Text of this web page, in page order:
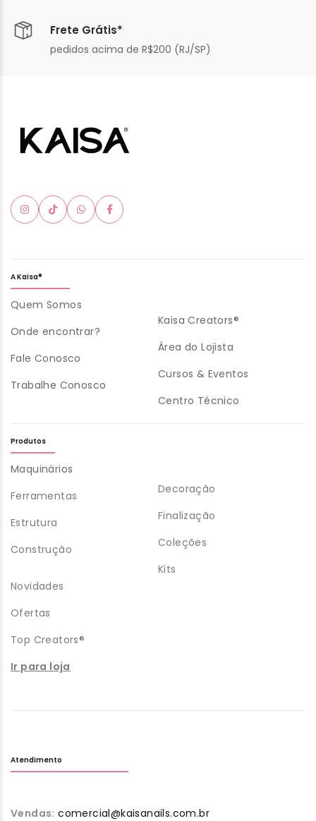
Frete Grátis*
pedidos acima de R$200 (RJ/SP)
A Kaisa®
Quem Somos
Onde encontrar?
Fale Conosco
Trabalhe Conosco
Kaisa Creators®
Área do Lojista
Cursos & Eventos
Centro Técnico
Produtos
Maquinários
Ferramentas
Estrutura
Construção
Decoração
Finalização
Coleções
Kits
Novidades
Ofertas
Top Creators®
Ir para loja
Atendimento
Vendas: comercial@kaisanails.com.br